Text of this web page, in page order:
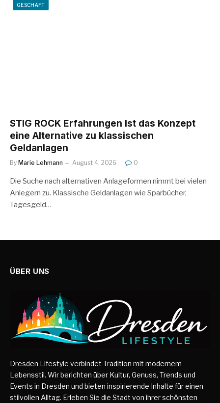
GESCHÄFT
STIG ROCK Erfahrungen Ist das Konzept
eine Alternative zu klassischen
Geldanlagen
By Marie Lehmann August 4, 2026 0
Die Suche nach alternativen Anlageformen nimmt bei vielen
Anlegern zu. Klassische Geldanlagen wie Sparbücher,
Tagesgeld…
ÜBER UNS
Dresden Lifestyle verbindet Tradition mit modernem
Lebensstil. Wir berichten über Kultur, Genuss, Trends und
Events in Dresden und bieten inspirierende Inhalte für einen
stilvollen Alltag. Erleben Sie die Stadt von ihrer schönsten